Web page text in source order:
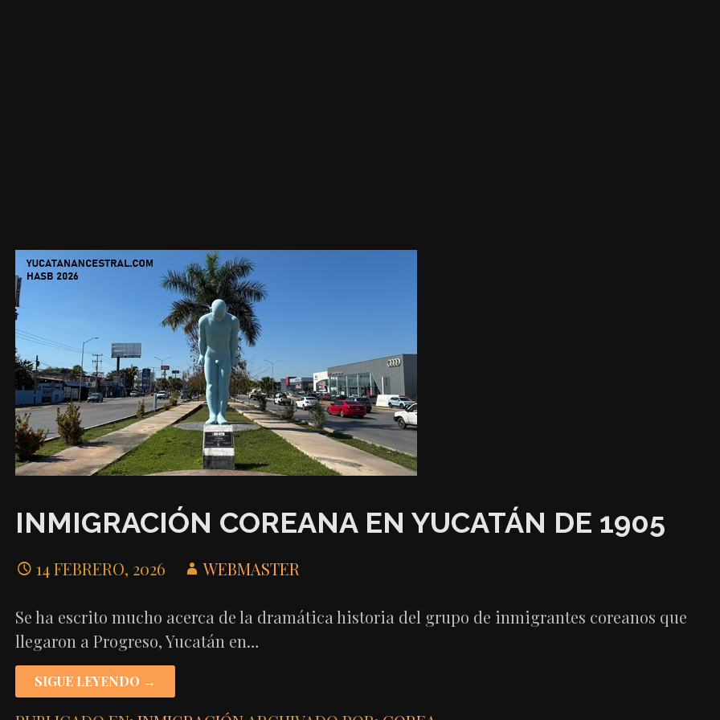
INMIGRACIÓN COREANA EN YUCATÁN DE 1905
14 FEBRERO, 2026 WEBMASTER
Se ha escrito mucho acerca de la dramática historia del grupo de inmigrantes coreanos que
llegaron a Progreso, Yucatán en…
SIGUE LEYENDO →